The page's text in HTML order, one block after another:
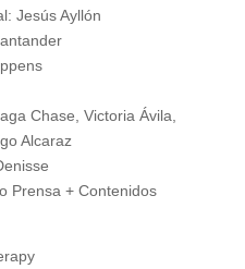
Jesús Ayllón
Chase, Victoria Ávila,
Alcaraz
Prensa + Contenidos